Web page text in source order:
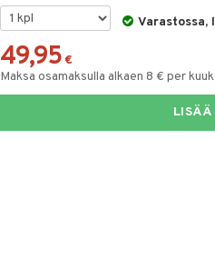
Varastossa,
49,95 €
Maksa osamaksulla alkaen 8 € per
LISÄÄ